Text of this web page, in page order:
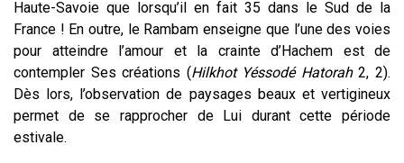
Haute-Savoie que lorsqu’il en fait 35 dans le Sud de la
France ! En outre, le Rambam enseigne que l’une des voies
pour atteindre l’amour et la crainte d’Hachem est de
contempler Ses créations (Hilkhot Yéssodé Hatorah2, 2).
Dès lors, l’observation de paysages beaux et vertigineux
permet de se rapprocher de Lui durant cette période
estivale.